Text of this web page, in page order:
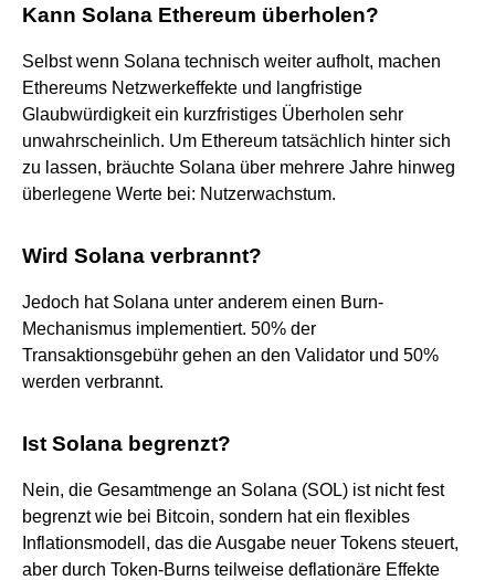
Kann Solana Ethereum überholen?
Selbst wenn Solana technisch weiter aufholt, machen
Ethereums Netzwerkeffekte und langfristige
Glaubwürdigkeit ein kurzfristiges Überholen sehr
unwahrscheinlich. Um Ethereum tatsächlich hinter sich
zu lassen, bräuchte Solana über mehrere Jahre hinweg
überlegene Werte bei: Nutzerwachstum.
Wird Solana verbrannt?
Jedoch hat Solana unter anderem einen Burn-
Mechanismus implementiert. 50% der
Transaktionsgebühr gehen an den Validator und 50%
werden verbrannt.
Ist Solana begrenzt?
Nein, die Gesamtmenge an Solana (SOL) ist nicht fest
begrenzt wie bei Bitcoin, sondern hat ein flexibles
Inflationsmodell, das die Ausgabe neuer Tokens steuert,
aber durch Token-Burns teilweise deflationäre Effekte